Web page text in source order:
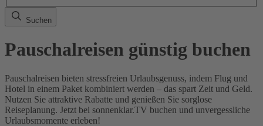
Suchen
Pauschalreisen günstig buchen
Pauschalreisen bieten stressfreien Urlaubsgenuss, indem Flug und
Hotel in einem Paket kombiniert werden – das spart Zeit und Geld.
Nutzen Sie attraktive Rabatte und genießen Sie sorglose
Reiseplanung. Jetzt bei sonnenklar.TV buchen und unvergessliche
Urlaubsmomente erleben!